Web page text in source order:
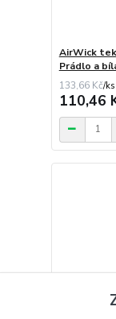
AirWick
Prádlo a
133,66 Kč/ks
110,46